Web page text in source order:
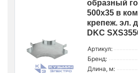
образный
500х35 в
крепеж. эл.
DKC
Артикул:
Бренд:
Длина, м: